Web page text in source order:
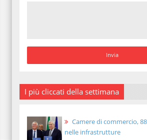
I più cliccati della settimana
Camere di commercio,
nelle infrastrutture